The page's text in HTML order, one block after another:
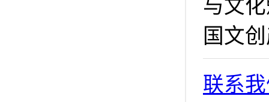
与文
国文
联系